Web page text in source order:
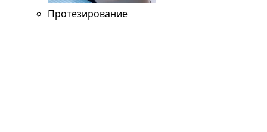
Протезирование